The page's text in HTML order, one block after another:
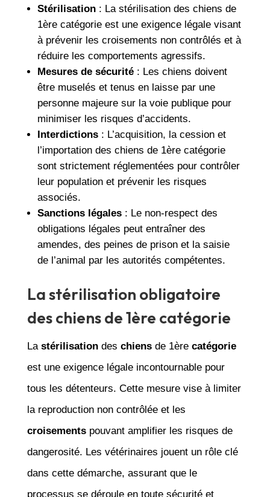
Stérilisation: La stérilisation des chiens de
1ère catégorie est une exigence légale visant
à prévenir les croisements non contrôlés et à
réduire les comportements agressifs.
Mesures de sécurité: Les chiens doivent
être muselés et tenus en laisse par une
personne majeure sur la voie publique pour
minimiser les risques d’accidents.
Interdictions: L’acquisition, la cession et
l’importation des chiens de 1ère catégorie
sont strictement réglementées pour contrôler
leur population et prévenir les risques
associés.
Sanctions légales: Le non-respect des
obligations légales peut entraîner des
amendes, des peines de prison et la saisie
de l’animal par les autorités compétentes.
La stérilisation obligatoire
des chiens de 1ère catégorie
La stérilisationdes chiensde 1ère catégorie
est une exigence légale incontournable pour
tous les détenteurs. Cette mesure vise à limiter
la reproduction non contrôlée et les
croisementspouvant amplifier les risques de
dangerosité. Les vétérinaires jouent un rôle clé
dans cette démarche, assurant que le
processus se déroule en toute sécurité et